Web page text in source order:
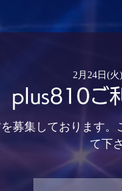
2月24日(火)
plus810ご
募集しております
て下